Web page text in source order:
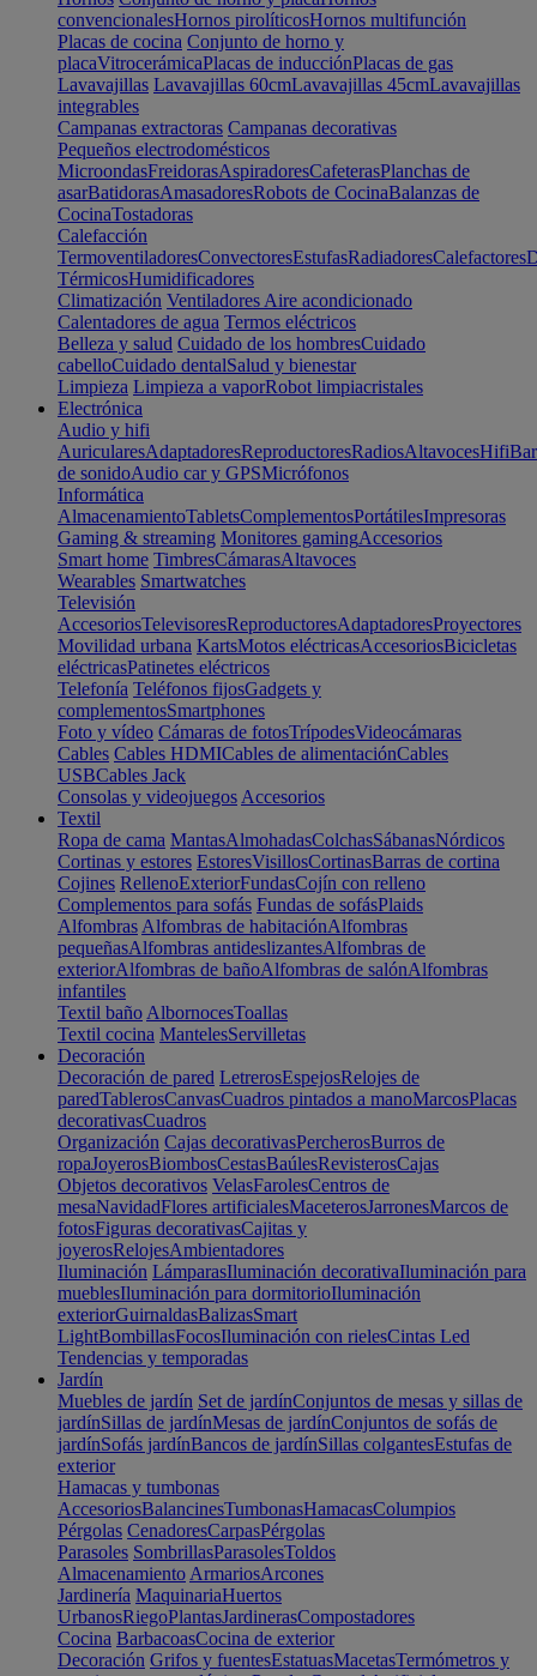
convencionalesHornos pirolíticosHornos multifunción
Placas de cocina Conjunto de horno y
placaVitrocerámicaPlacas de inducciónPlacas de gas
Lavavajillas Lavavajillas 60cmLavavajillas 45cmLavavajillas
integrables
Campanas extractoras Campanas decorativas
Pequeños electrodomésticos
MicroondasFreidorasAspiradoresCafeterasPlanchas de
asarBatidorasAmasadoresRobots de CocinaBalanzas de
CocinaTostadoras
Calefacción
TermoventiladoresConvectoresEstufasRadiadoresCalefactores
TérmicosHumidificadores
Climatización Ventiladores Aire acondicionado
Calentadores de agua Termos eléctricos
Belleza y salud Cuidado de los hombresCuidado
cabelloCuidado dentalSalud y bienestar
Limpieza Limpieza a vaporRobot limpiacristales
Electrónica
Audio y hifi
AuricularesAdaptadoresReproductoresRadiosAltavocesHifi
de sonidoAudio car y GPSMicrófonos
Informática
AlmacenamientoTabletsComplementosPortátilesImpresoras
Gaming & streaming Monitores gamingAccesorios
Smart home TimbresCámarasAltavoces
Wearables Smartwatches
Televisión
AccesoriosTelevisoresReproductoresAdaptadoresProyectores
Movilidad urbana KartsMotos eléctricasAccesoriosBicicletas
eléctricasPatinetes eléctricos
Telefonía Teléfonos fijosGadgets y
complementosSmartphones
Foto y vídeo Cámaras de fotosTrípodesVideocámaras
Cables Cables HDMICables de alimentaciónCables
USBCables Jack
Consolas y videojuegos Accesorios
Textil
Ropa de cama MantasAlmohadasColchasSábanasNórdicos
Cortinas y estores EstoresVisillosCortinasBarras de cortina
Cojines RellenoExteriorFundasCojín con relleno
Complementos para sofás Fundas de sofásPlaids
Alfombras Alfombras de habitaciónAlfombras
pequeñasAlfombras antideslizantesAlfombras de
exteriorAlfombras de bañoAlfombras de salónAlfombras
infantiles
Textil baño AlbornocesToallas
Textil cocina MantelesServilletas
Decoración
Decoración de pared LetrerosEspejosRelojes de
paredTablerosCanvasCuadros pintados a manoMarcosPlacas
decorativasCuadros
Organización Cajas decorativasPercherosBurros de
ropaJoyerosBiombosCestasBaúlesRevisterosCajas
Objetos decorativos VelasFarolesCentros de
mesaNavidadFlores artificialesMaceterosJarronesMarcos de
fotosFiguras decorativasCajitas y
joyerosRelojesAmbientadores
Iluminación LámparasIluminación decorativaIluminación para
mueblesIluminación para dormitorioIluminación
exteriorGuirnaldasBalizasSmart
LightBombillasFocosIluminación con rielesCintas Led
Tendencias y temporadas
Jardín
Muebles de jardín Set de jardínConjuntos de mesas y sillas de
jardínSillas de jardínMesas de jardínConjuntos de sofás de
jardínSofás jardínBancos de jardínSillas colgantesEstufas de
exterior
Hamacas y tumbonas
AccesoriosBalancinesTumbonasHamacasColumpios
Pérgolas CenadoresCarpasPérgolas
Parasoles SombrillasParasolesToldos
Almacenamiento ArmariosArcones
Jardinería MaquinariaHuertos
UrbanosRiegoPlantasJardinerasCompostadores
Cocina BarbacoasCocina de exterior
Decoración Grifos y fuentesEstatuasMacetasTermómetros y